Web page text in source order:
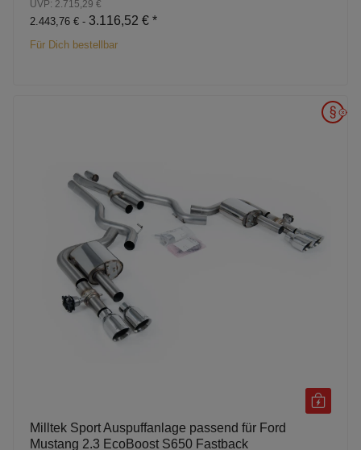
UVP: 2.715,29 €
2.443,76 € - 3.116,52 € *
Für Dich bestellbar
Milltek Sport Auspuffanlage passend für Ford
Mustang 2.3 EcoBoost S650 Fastback